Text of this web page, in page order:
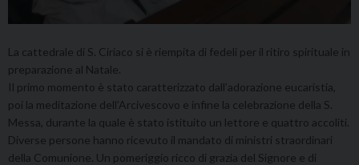
La cattedrale di S. Ciriaco si è riempita di fedeli per il ritiro spirituale in
preparazione al Natale.
Il primo momento è stato caratterizzato dall’adorazione eucaristia,
poi la meditazione dell’Arcivescovo e infine la celebrazione della S.
Messa, durante la quale è stato istituito un lettore e quattro accoliti.
Diverse persone hanno ricevuto il mandato di ministri straordinari
della Comunione. Un pomeriggio ricco di grazia del Signore e di